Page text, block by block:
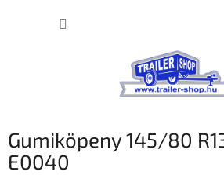
Gumiköpeny 145/80
E0040